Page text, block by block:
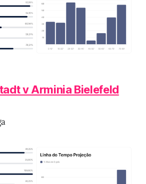
v Arminia Bielefeld